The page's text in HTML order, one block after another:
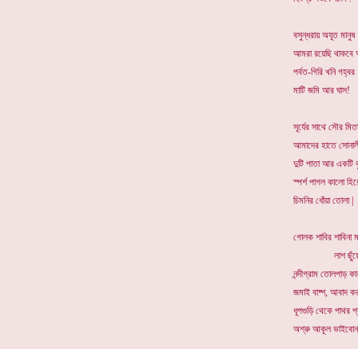
বসুন্ধরায় অযূত মানুষ
আমরা রয়েছি
পর্বত-গিরি খনি গহ্বর
মাটি জমি আর ঘাস!
সূর্যের সাথে সৌর
আমাদের হাতে
দুটি পাতা আর একটি
স্পর্শ পাগল কালো
চিমনির ধোঁয়া তোলা |
গোলক শাবির শাবিনা
লাশ ছুঁয়ে
নন্দীগ্রাম তোলপাড়
জমাই বাষ্প, আবাদ
ধূপগুড়ি থেকে পাথর
অশ্রু আকূল